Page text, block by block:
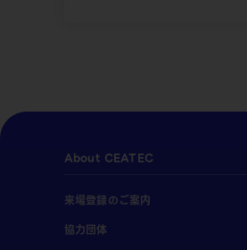
About CEATEC
来場登録のご案内
協力団体